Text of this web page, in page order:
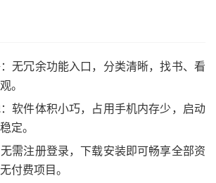
无冗余功能入口，分类清晰，找书、看
。
软件体积小巧，占用手机内存少，启动
定。
需注册登录，下载安装即可畅享全部资
付费项目。